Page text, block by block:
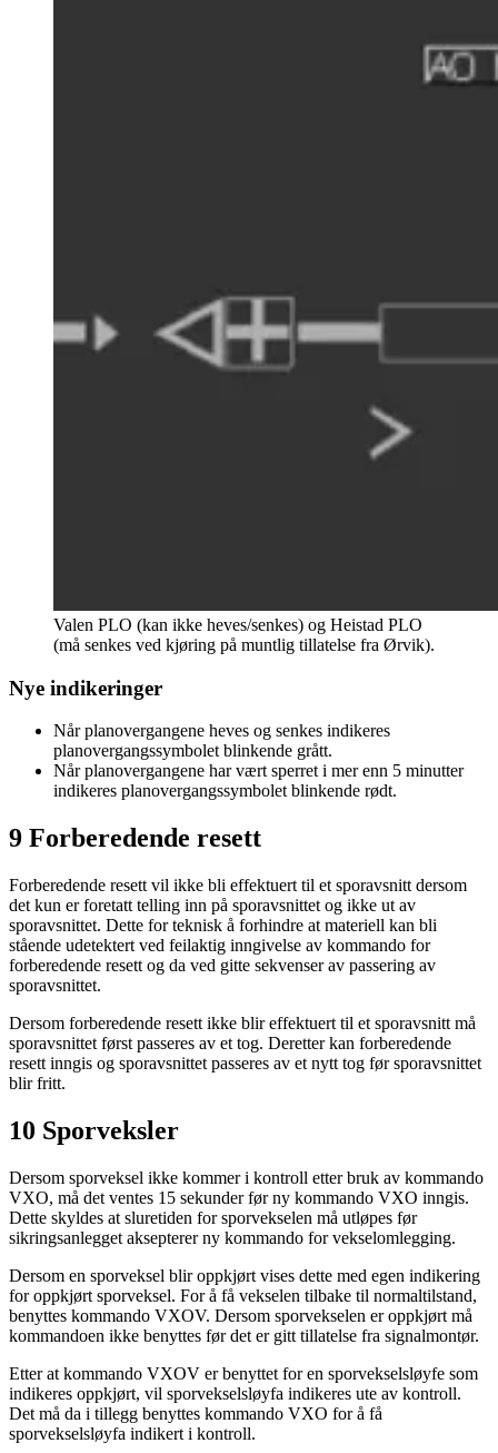
Valen PLO (kan ikke heves/senkes) og Heistad PLO
(må senkes ved kjøring på muntlig tillatelse fra Ørvik).
Nye indikeringer
Når planovergangene heves og senkes indikeres
planovergangssymbolet blinkende grått.
Når planovergangene har vært sperret i mer enn 5 minutter
indikeres planovergangssymbolet blinkende rødt.
9 Forberedende resett
Forberedende resett vil ikke bli effektuert til et sporavsnitt dersom
det kun er foretatt telling inn på sporavsnittet og ikke ut av
sporavsnittet. Dette for teknisk å forhindre at materiell kan bli
stående udetektert ved feilaktig inngivelse av kommando for
forberedende resett og da ved gitte sekvenser av passering av
sporavsnittet.
Dersom forberedende resett ikke blir effektuert til et sporavsnitt må
sporavsnittet først passeres av et tog. Deretter kan forberedende
resett inngis og sporavsnittet passeres av et nytt tog før sporavsnittet
blir fritt.
10 Sporveksler
Dersom sporveksel ikke kommer i kontroll etter bruk av kommando
VXO, må det ventes 15 sekunder før ny kommando VXO inngis.
Dette skyldes at sluretiden for sporvekselen må utløpes før
sikringsanlegget aksepterer ny kommando for vekselomlegging.
Dersom en sporveksel blir oppkjørt vises dette med egen indikering
for oppkjørt sporveksel. For å få vekselen tilbake til normaltilstand,
benyttes kommando VXOV. Dersom sporvekselen er oppkjørt må
kommandoen ikke benyttes før det er gitt tillatelse fra signalmontør.
Etter at kommando VXOV er benyttet for en sporvekselsløyfe som
indikeres oppkjørt, vil sporvekselsløyfa indikeres ute av kontroll.
Det må da i tillegg benyttes kommando VXO for å få
sporvekselsløyfa indikert i kontroll.